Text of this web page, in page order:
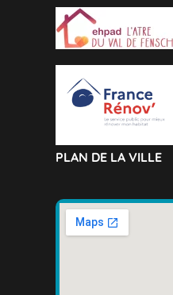
PLAN DE LA VILLE